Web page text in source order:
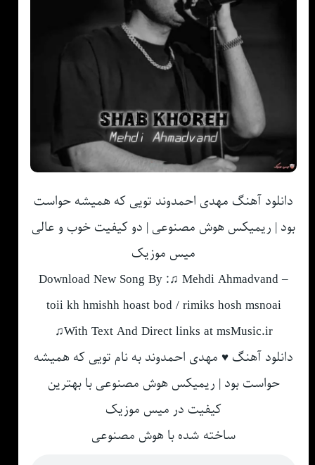
دانلود آهنگ مهدی احمدوند تویی که همیشه حواست
بود | ریمیکس هوش مصنوعی | دو کیفیت خوب و عالی
میس موزیک
Download New Song By :♫ Mehdi Ahmadvand –
toii kh hmishh hoast bod / rimiks hosh msnoai
♫With Text And Direct links at msMusic.ir
دانلود آهنگ ♥ مهدی احمدوند به نام تویی که همیشه
حواست بود | ریمیکس هوش مصنوعی با بهترین
کیفیت در میس موزیک
ساخته شده با هوش مصنوعی